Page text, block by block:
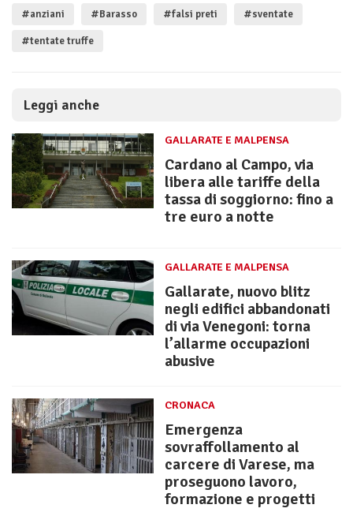
#anziani #Barasso #falsi preti #sventate
#tentate truffe
Leggi anche
GALLARATE E MALPENSA
Cardano al Campo, via
libera alle tariffe della
tassa di soggiorno: fino a
tre euro a notte
GALLARATE E MALPENSA
Gallarate, nuovo blitz
negli edifici abbandonati
di via Venegoni: torna
l’allarme occupazioni
abusive
CRONACA
Emergenza
sovraffollamento al
carcere di Varese, ma
proseguono lavoro,
formazione e progetti